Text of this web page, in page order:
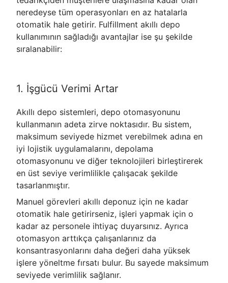
neredeyse tüm operasyonları en az hatalarla
otomatik hale getirir. Fulfillment akıllı depo
kullanımının sağladığı avantajlar ise şu şekilde
sıralanabilir:
1. İşgücü Verimi Artar
Akıllı depo sistemleri, depo otomasyonunu
kullanmanın adeta zirve noktasıdır. Bu sistem,
maksimum seviyede hizmet verebilmek adına en
iyi lojistik uygulamalarını, depolama
otomasyonunu ve diğer teknolojileri birleştirerek
en üst seviye verimlilikle çalışacak şekilde
tasarlanmıştır.
Manuel görevleri akıllı deponuz için ne kadar
otomatik hale getirirseniz, işleri yapmak için o
kadar az personele ihtiyaç duyarsınız. Ayrıca
otomasyon arttıkça çalışanlarınız da
konsantrasyonlarını daha değeri daha yüksek
işlere yöneltme fırsatı bulur. Bu sayede maksimum
seviyede verimlilik sağlanır.